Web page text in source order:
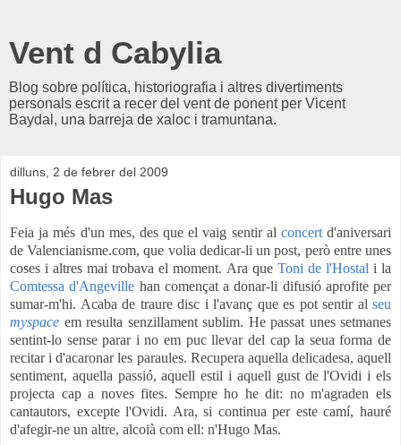
Vent d Cabylia
Blog sobre política, historiografia i altres divertiments
personals escrit a recer del vent de ponent per Vicent
Baydal, una barreja de xaloc i tramuntana.
dilluns, 2 de febrer del 2009
Hugo Mas
Feia ja més d'un mes, des que el vaig sentir al concertd'aniversari
de Valencianisme.com, que volia dedicar-li un post, però entre unes
coses i altres mai trobava el moment. Ara que Toni de l'Hostal i la
Comtessa d'Angeville han començat a donar-li difusió aprofite per
sumar-m'hi. Acaba de traure disc i l'avanç que es pot sentir al seu
myspace em resulta senzillament sublim. He passat unes setmanes
sentint-lo sense parar i no em puc llevar del cap la seua forma de
recitar i d'acaronar les paraules. Recupera aquella delicadesa, aquell
sentiment, aquella passió, aquell estil i aquell gust de l'Ovidi i els
projecta cap a noves fites. Sempre ho he dit: no m'agraden els
cantautors, excepte l'Ovidi. Ara, si continua per este camí, hauré
d'afegir-ne un altre, alcoià com ell: n'Hugo Mas.